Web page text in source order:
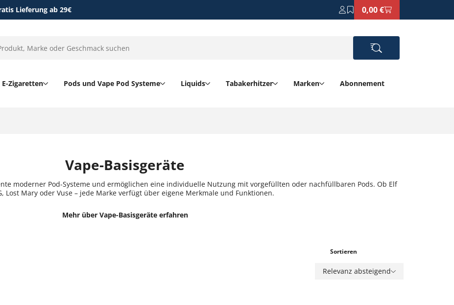
Lieferung ab 29€ 0,00 €
E-Zigaretten Pods und Vape Pod Systeme Liquids Tabakerhitzer Marken Abonnement
Vape-Basisgeräte
moderner Pod-Systeme und ermöglichen eine individuelle Nutzung mit vorgefüllten oder nachfüllbaren Pods. Ob Elf
Lost Mary oder Vuse – jede Marke verfügt über eigene Merkmale und Funktionen.
Mehr über Vape-Basisgeräte erfahren
Sortieren
Relevanz absteigend